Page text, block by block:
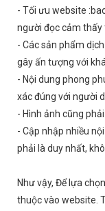
- Tối ưu website
người đọc cảm
- Các sản phẩm
gây ấn tượng với
- Nội dung phong
xác đúng với người
- Hình ảnh cũng
- Cập nhập nhiều
phải là duy nhất,
Như vậy, Để lựa
thuộc vào website.